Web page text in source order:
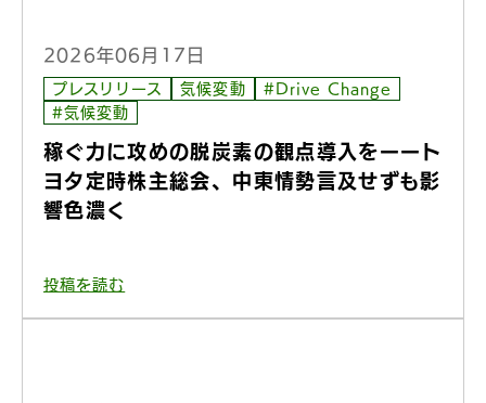
2026年06月17日
プレスリリース 気候変動
#Drive Change
#気候変動
稼ぐ力に攻めの脱炭素の観点導入をーート
ヨタ定時株主総会、中東情勢言及せずも影
響色濃く
投稿を読む